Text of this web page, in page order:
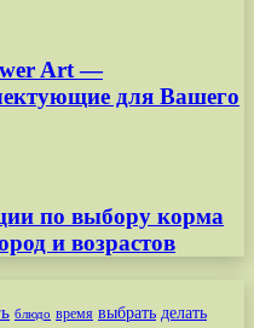
Art —
для Вашего
по выбору корма
и возрастов
блюдо время выбрать делать